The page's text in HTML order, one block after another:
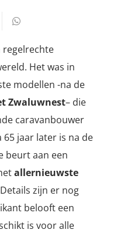
regelrechte
Het was in
modellen -na de
Zwaluwnest– die
caravanbouwer
jaar later is na de
beurt aan een
allernieuwste
zijn er nog
belooft een
is voor alle